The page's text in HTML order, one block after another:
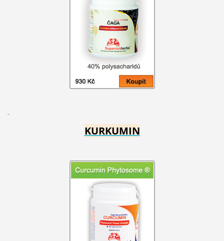
KURKUMIN